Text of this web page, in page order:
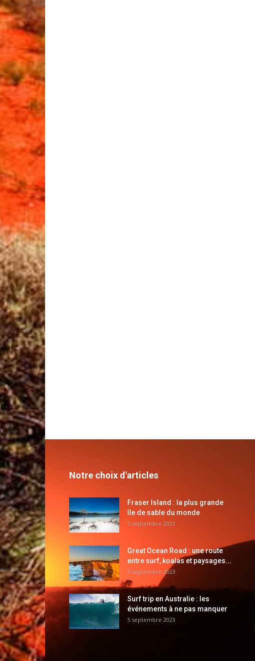
Notre choix d'articles
Fraser Island : la plus grande
île de sable du monde
5 septembre 2023
Great Ocean Road : une route
entre surf, koalas et paysages...
5 septembre 2023
Surf trip en Australie : les
événements à ne pas manquer
5 septembre 2023